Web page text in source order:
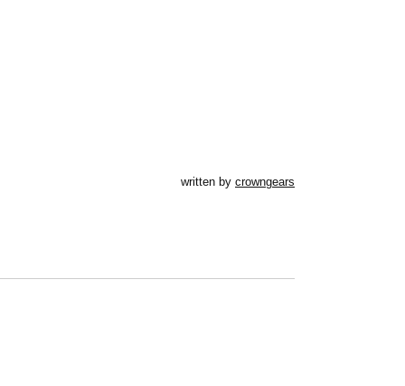
written by crowngears